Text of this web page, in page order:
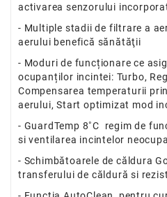
activarea senzorului
- Multiple stadii de filtrare a
aerului benefică sănătăţii
- Moduri de funcționare ce
ocupanților incintei: Turbo,
Compensarea temperaturii
aerului, Start optimizat mod
- GuardTemp 8˚C regim de
si ventilarea incintelor
- Schimbătoarele de căldura
transferului de căldură si